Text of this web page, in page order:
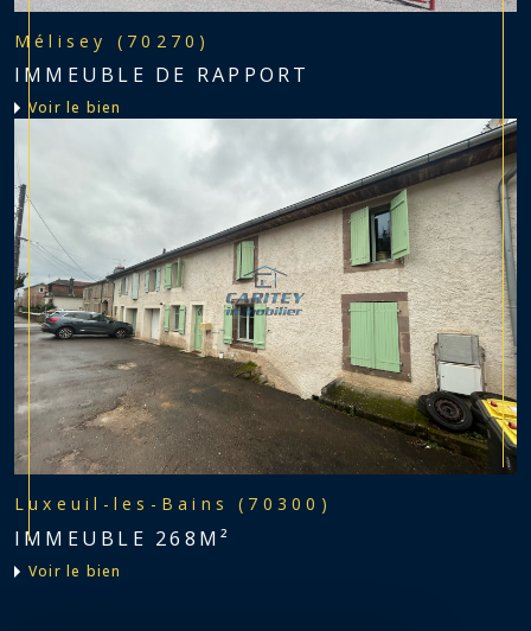
Mélisey (70270)
IMMEUBLE DE RAPPORT
voir le bien
Luxeuil-les-Bains (70300)
IMMEUBLE 268M²
voir le bien